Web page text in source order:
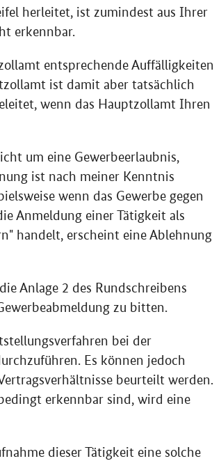
herleitet, ist zumindest aus Ihrer
erkennbar.
entsprechende Auffälligkeiten
ist damit aber tatsächlich
wenn das Hauptzollamt Ihren
um eine Gewerbeerlaubnis,
ist nach meiner Kenntnis
wenn das Gewerbe gegen
Anmeldung einer Tätigkeit als
handelt, erscheint eine Ablehnung
Anlage 2 des Rundschreibens
zu bitten.
bei der
Es können jedoch
beurteilt werden.
erkennbar sind, wird eine
dieser Tätigkeit eine solche